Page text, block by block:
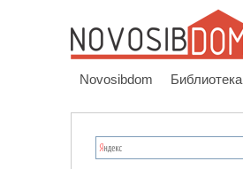
Novosibdom Библиотека